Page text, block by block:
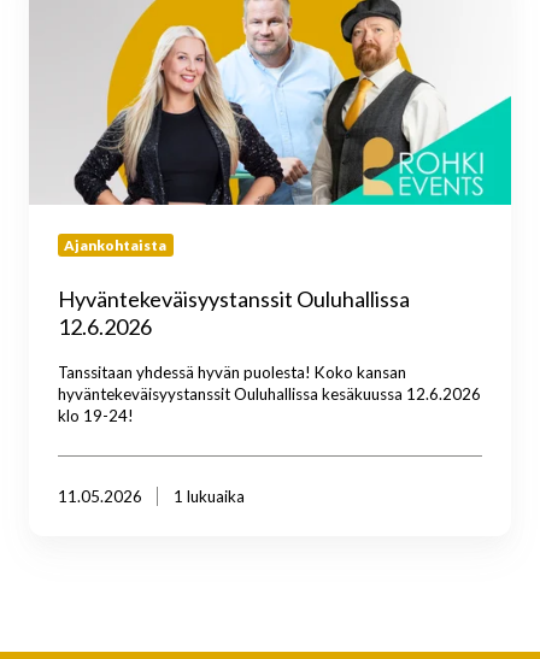
Ajankohtaista
Hyväntekeväisyystanssit Ouluhallissa
12.6.2026
Tanssitaan yhdessä hyvän puolesta! Koko kansan
hyväntekeväisyystanssit Ouluhallissa kesäkuussa 12.6.2026
klo 19-24!
11.05.2026 1 lukuaika